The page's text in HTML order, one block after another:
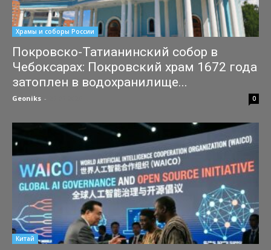
Храмы и соборы России
Покровско-Татианинский собор в
Чебоксарах: Покровский храм 1672 года
затоплен в водохранилище...
Geoniks - 0
Китай